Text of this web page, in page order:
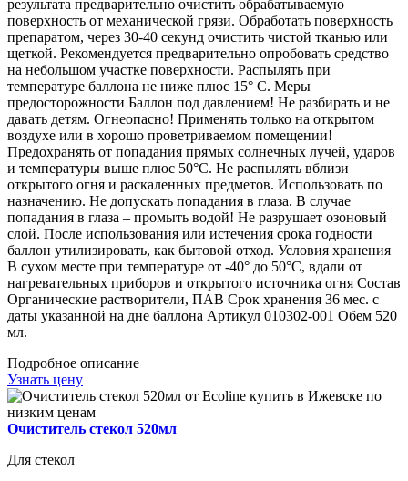
результата предварительно очистить обрабатываемую
поверхность от механической грязи. Обработать поверхность
препаратом, через 30-40 секунд очистить чистой тканью или
щеткой. Рекомендуется предварительно опробовать средство
на небольшом участке поверхности. Распылять при
температуре баллона не ниже плюс 15° С. Меры
предосторожности Баллон под давлением! Не разбирать и не
давать детям. Огнеопасно! Применять только на открытом
воздухе или в хорошо проветриваемом помещении!
Предохранять от попадания прямых солнечных лучей, ударов
и температуры выше плюс 50°С. Не распылять вблизи
открытого огня и раскаленных предметов. Использовать по
назначению. Не допускать попадания в глаза. В случае
попадания в глаза – промыть водой! Не разрушает озоновый
слой. После использования или истечения срока годности
баллон утилизировать, как бытовой отход. Условия хранения
В сухом месте при температуре от -40° до 50°С, вдали от
нагревательных приборов и открытого источника огня Состав
Органические растворители, ПАВ Срок хранения 36 мес. с
даты указанной на дне баллона Артикул 010302-001 Обем 520
мл.
Подробное описание
Узнать цену
Очиститель стекол 520мл
Для стекол